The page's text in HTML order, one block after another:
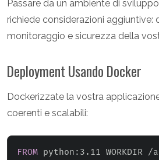
Passare da un ambiente di
richiede considerazioni aggiuntive:
monitoraggio e sicurezza della
Deployment Usando Docker
Dockerizzate la vostra
coerenti e scalabili:
FROM python:3.11 WORKDIR /